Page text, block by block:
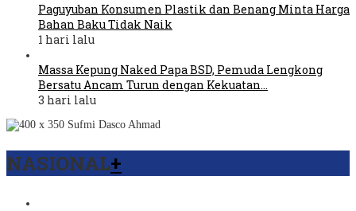
Paguyuban Konsumen Plastik dan Benang Minta Harga
Bahan Baku Tidak Naik
1 hari lalu
Massa Kepung Naked Papa BSD, Pemuda Lengkong
Bersatu Ancam Turun dengan Kekuatan…
3 hari lalu
NASIONAL+